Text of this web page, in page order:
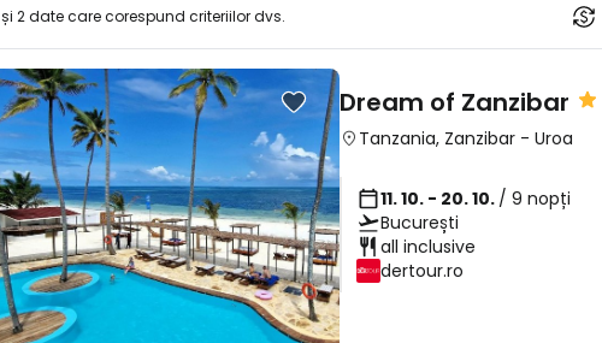
și 2 date care corespund criteriilor dvs.
Dream of Zanzibar
Tanzania, Zanzibar - Uroa
11. 10. - 20. 10. / 9 nopți
București
all inclusive
dertour.ro
Conectați-
... comunitatea mondială a călătorilor